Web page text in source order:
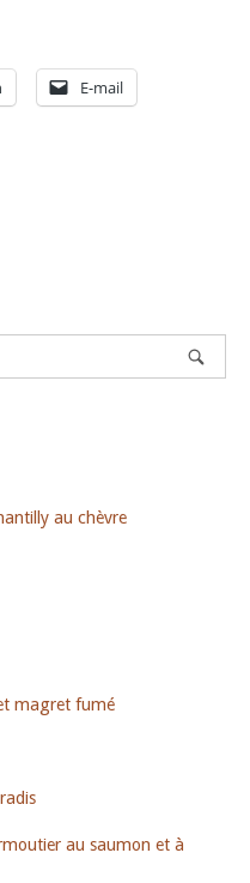
E-mail
au chèvre
magret fumé
au saumon et à